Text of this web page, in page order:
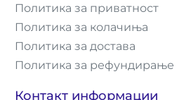
Политика за приватност
Политика за колачиња
Политика за достава
Политика за рефундирање
Контакт информации